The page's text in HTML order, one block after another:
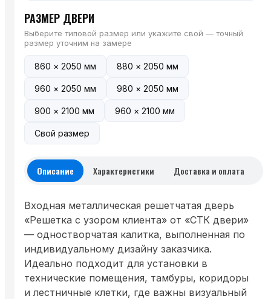
РАЗМЕР ДВЕРИ
Выберите типовой размер или укажите свой — точный
размер уточним на замере
860 × 2050 мм 880 × 2050 мм
960 × 2050 мм 980 × 2050 мм
900 × 2100 мм 960 × 2100 мм
Свой размер
Описание Характеристики Доставка и оплата
Входная металлическая решетчатая дверь
«Решетка с узором клиента» от «СТК двери»
— одностворчатая калитка, выполненная по
индивидуальному дизайну заказчика.
Идеально подходит для установки в
технические помещения, тамбуры, коридоры
и лестничные клетки, где важны визуальный